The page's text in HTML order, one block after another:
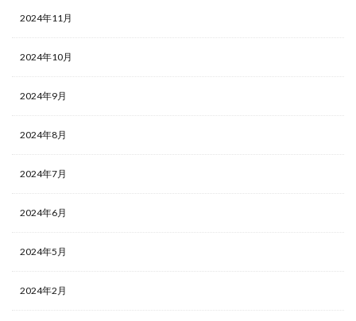
2024年11月
2024年10月
2024年9月
2024年8月
2024年7月
2024年6月
2024年5月
2024年2月